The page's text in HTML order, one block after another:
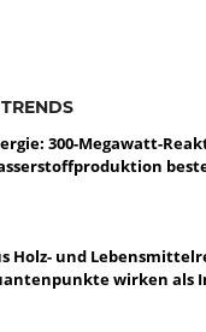
300-Megawatt-
Holz- und
wirken als